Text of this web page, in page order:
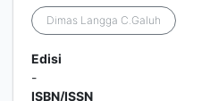
Dimas Langga C.Galuh
Edisi
-
ISBN/ISSN